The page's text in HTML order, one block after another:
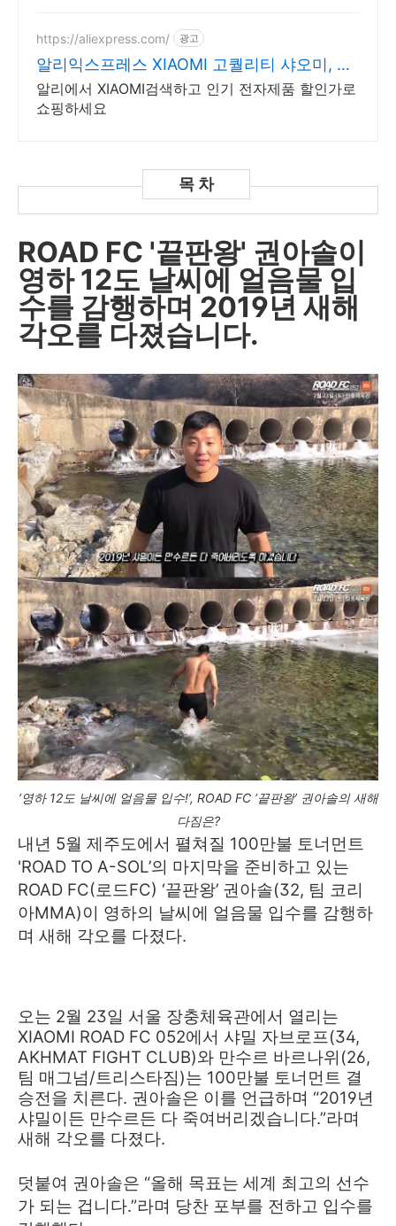
품 업로드
https://aliexpress.com/ 광고
알리익스프레스 XIAOMI 고퀄리티 샤오미, 알
리
알리에서 XIAOMI검색하고 인기 전자제품 할인가로
쇼핑하세요
ROAD FC '끝판왕' 권아솔이
영하 12도 날씨에 얼음물 입
수를 감행하며 2019년 새해
각오를 다졌습니다.
‘영하 12도 날씨에 얼음물 입수!’, ROAD FC ‘끝판왕’ 권아솔의 새해
다짐은?
내년 5월 제주도에서 펼쳐질 100만불 토너먼트
'ROAD TO A-SOL’의 마지막을 준비하고 있는
ROAD FC(로드FC) ‘끝판왕’ 권아솔(32, 팀 코리
아MMA)이 영하의 날씨에 얼음물 입수를 감행하
며 새해 각오를 다졌다.
오는 2월 23일 서울 장충체육관에서 열리는
XIAOMI ROAD FC 052에서 샤밀 자브로프(34,
AKHMAT FIGHT CLUB)와 만수르 바르나위(26,
팀 매그넘/트리스타짐)는 100만불 토너먼트 결
승전을 치른다. 권아솔은 이를 언급하며 “2019년
샤밀이든 만수르든 다 죽여버리겠습니다.”라며
새해 각오를 다졌다.
덧붙여 권아솔은 “올해 목표는 세계 최고의 선수
가 되는 겁니다.”라며 당찬 포부를 전하고 입수를